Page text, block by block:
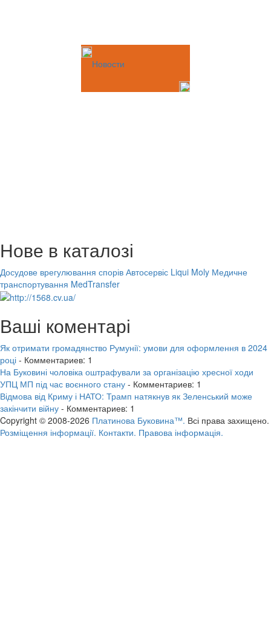
Новости
Нове в каталозі
Досудове врегулювання спорів Автосервіс Liqui Moly Медичне
транспортування MedTransfer
Ваші коментарі
Як отримати громадянство Румунії: умови для оформлення в 2024
році - Комментариев: 1
На Буковині чоловіка оштрафували за організацію хресної ходи
УПЦ МП під час воєнного стану - Комментариев: 1
Відмова від Криму і НАТО: Трамп натякнув як Зеленський може
закінчити війну - Комментариев: 1
Copyright © 2008-2026 Платинова Буковина™. Всі права захищено.
Розміщення інформації. Контакти. Правова інформація.